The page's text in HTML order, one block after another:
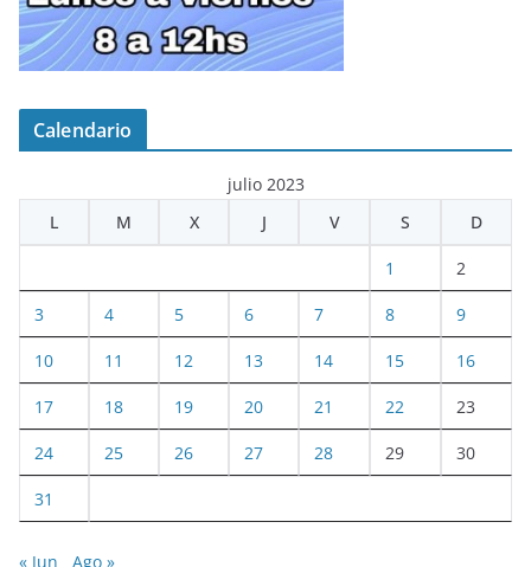
Calendario
julio 2023
L
M X J V S D
1 2
3 4 5 6 7 8 9
10 11 12 13 14 15 16
17 18 19 20 21 22 23
24 25 26 27 28 29 30
31
« Jun Ago »